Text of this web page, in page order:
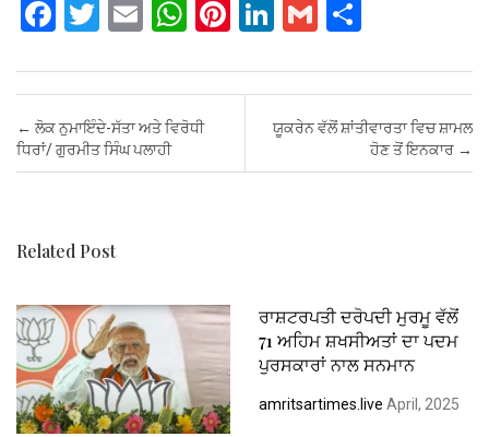
F
ce
b
o
T
tt
er
E
ail
W
at
s
Pi
er
Li
ke
dI
G
ail ar
e
Post navigation
← ਲੋਕ ਨੁਮਾਇੰਦੇ-ਸੱਤਾ ਅਤੇ ਵਿਰੋਧੀ
ਧਿਰਾਂ/ ਗੁਰਮੀਤ ਸਿੰਘ ਪਲਾਹੀ
ਯੂਕਰੇਨ ਵੱਲੋਂ ਸ਼ਾਂਤੀਵਾਰਤਾ ਵਿਚ ਸ਼ਾਮਲ
ਹੋਣ ਤੋਂ ਇਨਕਾਰ →
Related Post
ਰਾਸ਼ਟਰਪਤੀ ਦਰੋਪਦੀ ਮੁਰਮੂ ਵੱਲੋਂ
71 ਅਹਿਮ ਸ਼ਖਸੀਅਤਾਂ ਦਾ ਪਦਮ
ਪੁਰਸਕਾਰਾਂ ਨਾਲ ਸਨਮਾਨ
amritsartimes.live April, 2025